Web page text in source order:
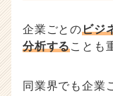
企業ごとのビジ
分析することも
同業界でも企業